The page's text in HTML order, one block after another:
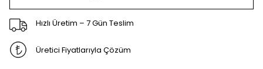
Hızlı Üretim – 7 Gün Teslim
Üretici Fiyatlarıyla Çözüm